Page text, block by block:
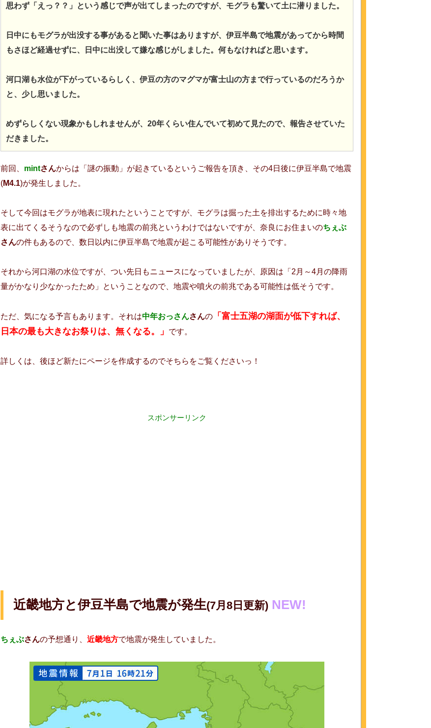
思わず「えっ？？」という感じで声が出てしまったのですが、モグラも驚いて土に潜りました。
日中にもモグラが出没する事があると聞いた事はありますが、伊豆半島で地震があってから時間
もさほど経過せずに、日中に出没して嫌な感じがしました。何もなければと思います。
河口湖も水位が下がっているらしく、伊豆の方のマグマが富士山の方まで行っているのだろうか
と、少し思いました。
めずらしくない現象かもしれませんが、20年くらい住んでいて初めて見たので、報告させていた
だきました。
前回、 mintさんからは「謎の振動」が起きているというご報告を頂き、その4日後に伊豆半島で地震
(M4.1)が発生しました。
そして今回はモグラが地表に現れたということですが、モグラは掘った土を排出するために時々地
表に出てくるそうなので必ずしも地震の前兆というわけではないですが、奈良にお住まいのちぇぶ
さんの件もあるので、数日以内に伊豆半島で地震が起こる可能性がありそうです。
それから河口湖の水位ですが、つい先日もニュースになっていましたが、原因は「2月～4月の降雨
量がかなり少なかったため」ということなので、地震や噴火の前兆である可能性は低そうです。
ただ、気になる予言もあります。それは中年おっさんさんの 「富士五湖の湖面が低下すれば、
日本の最も大きなお祭りは、無くなる。」
です。
詳しくは、後ほど新たにページを作成するのでそちらをご覧くださいっ！
スポンサーリンク
近畿地方と伊豆半島で地震が発生(7月8日更新) NEW!
ちぇぶさんの予想通り、 近畿地方で地震が発生していました。